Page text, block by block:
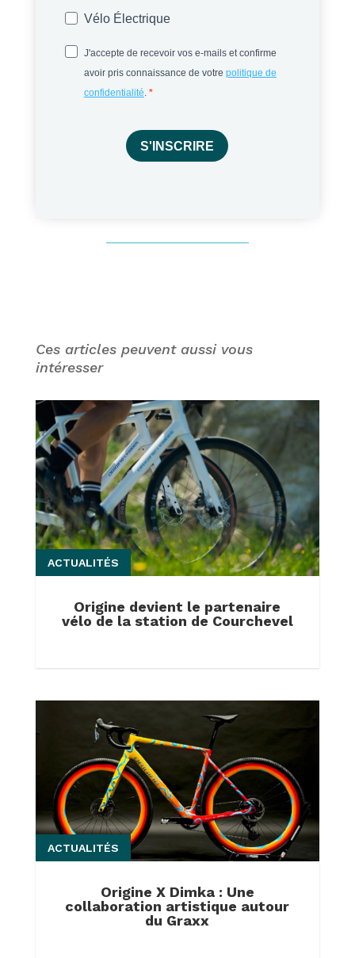
Vélo Électrique
J'accepte de recevoir vos e-mails et confirme
avoir pris connaissance de votre politique de
confidentialité.
S'INSCRIRE
Ces articles peuvent aussi vous
intéresser
Origine devient le partenaire
vélo de la station de Courchevel
ACTUALITÉS
Origine X Dimka : Une
collaboration artistique autour
du Graxx
ACTUALITÉS